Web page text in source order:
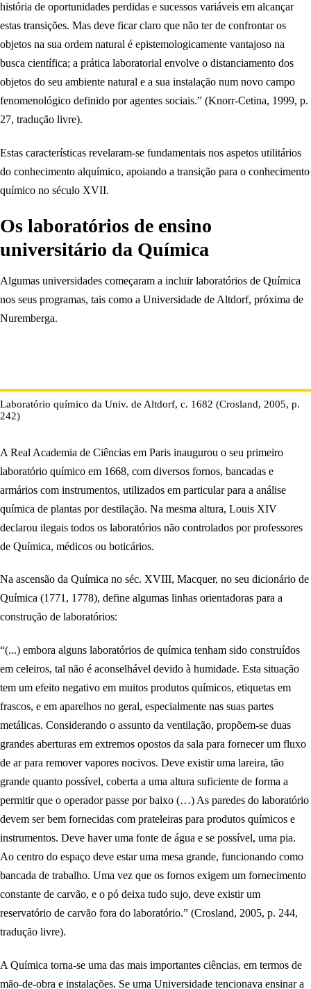
história de oportunidades perdidas e sucessos variáveis em alcançar
estas transições. Mas deve ficar claro que não ter de confrontar os
objetos na sua ordem natural é epistemologicamente vantajoso na
busca científica; a prática laboratorial envolve o distanciamento dos
objetos do seu ambiente natural e a sua instalação num novo campo
fenomenológico definido por agentes sociais.” (Knorr-Cetina, 1999, p.
27, tradução livre).
Estas características revelaram-se fundamentais nos aspetos utilitários
do conhecimento alquímico, apoiando a transição para o conhecimento
químico no século XVII.
Os laboratórios de ensino
universitário da Química
Algumas universidades começaram a incluir laboratórios de Química
nos seus programas, tais como a Universidade de Altdorf, próxima de
Nuremberga.
Laboratório químico da Univ. de Altdorf, c. 1682 (Crosland, 2005, p.
242)
A Real Academia de Ciências em Paris inaugurou o seu primeiro
laboratório químico em 1668, com diversos fornos, bancadas e
armários com instrumentos, utilizados em particular para a análise
química de plantas por destilação. Na mesma altura, Louis XIV
declarou ilegais todos os laboratórios não controlados por professores
de Química, médicos ou boticários.
Na ascensão da Química no séc. XVIII, Macquer, no seu dicionário de
Química (1771, 1778), define algumas linhas orientadoras para a
construção de laboratórios:
“(...) embora alguns laboratórios de química tenham sido construídos
em celeiros, tal não é aconselhável devido à humidade. Esta situação
tem um efeito negativo em muitos produtos químicos, etiquetas em
frascos, e em aparelhos no geral, especialmente nas suas partes
metálicas. Considerando o assunto da ventilação, propõem-se duas
grandes aberturas em extremos opostos da sala para fornecer um fluxo
de ar para remover vapores nocivos. Deve existir uma lareira, tão
grande quanto possível, coberta a uma altura suficiente de forma a
permitir que o operador passe por baixo (…) As paredes do laboratório
devem ser bem fornecidas com prateleiras para produtos químicos e
instrumentos. Deve haver uma fonte de água e se possível, uma pia.
Ao centro do espaço deve estar uma mesa grande, funcionando como
bancada de trabalho. Uma vez que os fornos exigem um fornecimento
constante de carvão, e o pó deixa tudo sujo, deve existir um
reservatório de carvão fora do laboratório.” (Crosland, 2005, p. 244,
tradução livre).
A Química torna-se uma das mais importantes ciências, em termos de
mão-de-obra e instalações. Se uma Universidade tencionava ensinar a